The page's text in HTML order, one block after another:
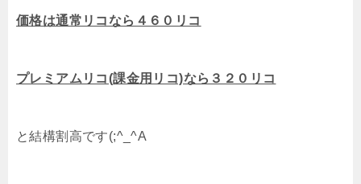
価格は通常リコなら４６０リコ
プレミアムリコ(課金用リコ)なら３２０リコ
と結構割高です(;^_^A